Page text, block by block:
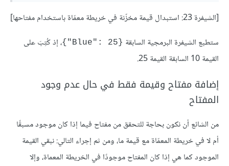
[الشيفرة 23: استبدال قيمة مخزّنة في خريطة معمّاة باستخدام مفتاحها]
ستطبع الشيفرة البرمجية السابقة ‎ {"Blue": 25}، إذ كُتِبَ على
القيمة 10 السابقة القيمة 25.
إضافة مفتاح وقيمة فقط في حال عدم وجود
المفتاح
من الشائع أن نكون بحاجة للتحقق من مفتاح فيما إذا كان موجود مسبقًا
أم لا في خريطة المعمّاة مع قيمة ما، ومن ثم إجراء التالي: نبقي القيمة
الموجود كما هي إذا كان المفتاح موجودًا في الخريطة المعماة، وإلا